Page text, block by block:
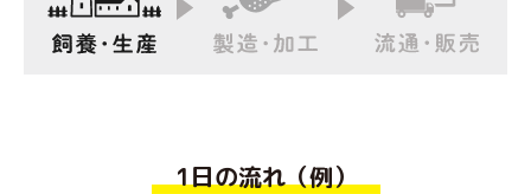
1日の流れ（例）